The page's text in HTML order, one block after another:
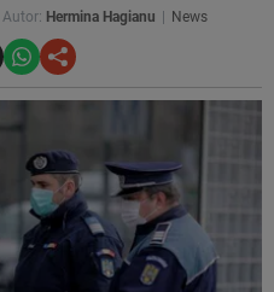
Autor: Hermina Hagianu News